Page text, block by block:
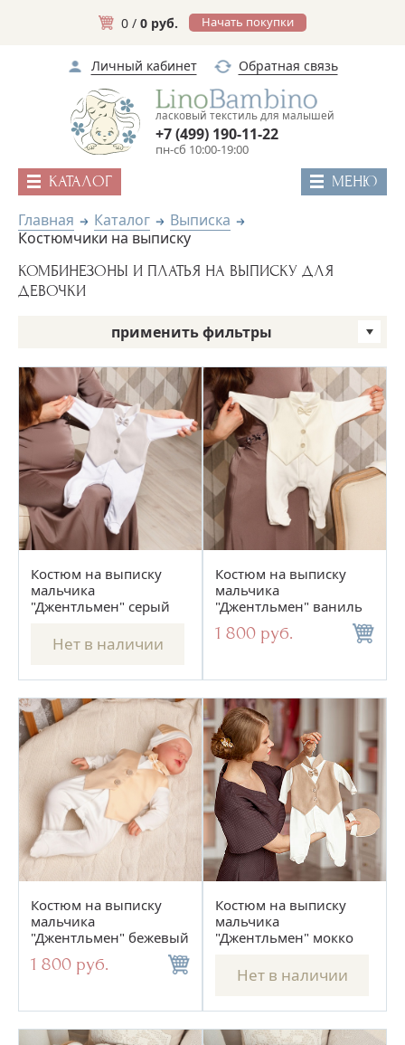
0 / 0 руб. Начать покупки
Личный кабинет Обратная связь
ласковый текстиль для малышей
пн-сб 10:00-19:00
+7 (499) 190-11-22
КАТАЛОГ МЕНЮ
Главная Каталог
Выписка
Костюмчики на выписку
КОМБИНЕЗОНЫ И ПЛАТЬЯ НА ВЫПИСКУ ДЛЯ
ДЕВОЧКИ
применить фильтры
Бренд Пол
Сортировать по: Цене
Новинкам Скидкам
по 15
Костюм на выписку
мальчика
"Джентльмен" серый
Нет в наличии
Костюм на выписку
мальчика
"Джентльмен" ваниль
1 800 руб.
Костюм на выписку
мальчика
"Джентльмен" бежевый
1 800 руб.
Костюм на выписку
мальчика
"Джентльмен" мокко
Нет в наличии